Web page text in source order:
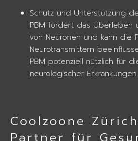
Schutz und Unterstützung
PBM fördert das Überleben
von Neuronen und kann die
Neurotransmittern
PBM potenziell nützlich für
neurologischer Erkrankungen.
Coolzoone